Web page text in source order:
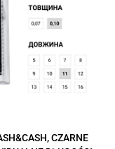
CZARNE